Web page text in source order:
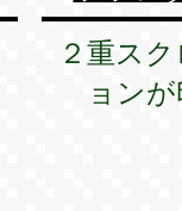
２重ス
ョン